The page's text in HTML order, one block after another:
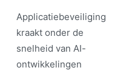
Applicatiebeveiliging
kraakt onder de
snelheid van AI-
ontwikkelingen